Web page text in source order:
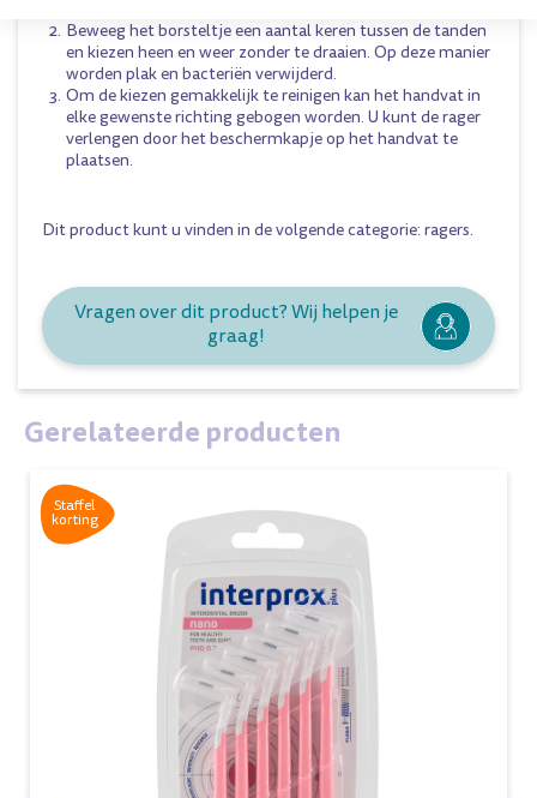
Beweeg het borsteltje een aantal keren tussen de tanden
en kiezen heen en weer zonder te draaien. Op deze manier
worden plak en bacteriën verwijderd.
Om de kiezen gemakkelijk te reinigen kan het handvat in
elke gewenste richting gebogen worden. U kunt de rager
verlengen door het beschermkapje op het handvat te
plaatsen.
Dit product kunt u vinden in de volgende categorie: ragers.
Vragen over dit product? Wij helpen je
graag!
Gerelateerde producten
Staffel
korting